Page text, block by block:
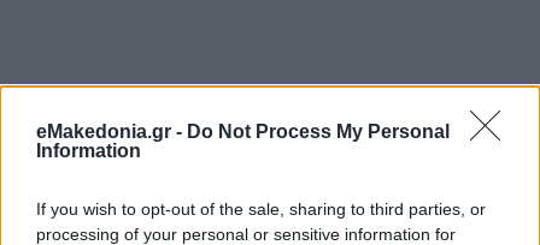
eMakedonia.gr - Do Not Process My Personal
Information
If you wish to opt-out of the sale, sharing to third parties, or
processing of your personal or sensitive information for